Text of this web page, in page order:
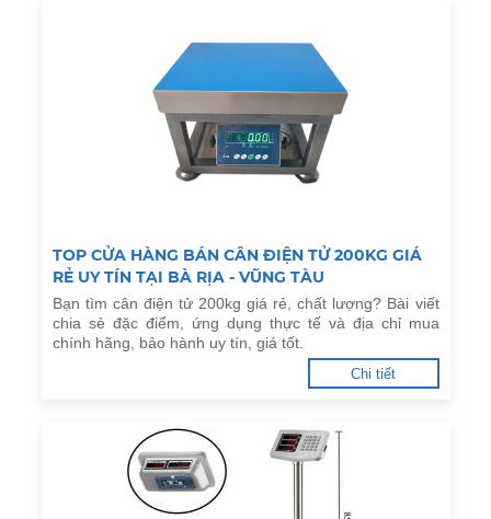
TOP CỬA HÀNG BÁN CÂN ĐIỆN TỬ 200KG GIÁ
RẺ UY TÍN TẠI BÀ RỊA - VŨNG TÀU
Bạn tìm cân điện tử 200kg giá rẻ, chất lượng? Bài viết
chia sẻ đặc điểm, ứng dụng thực tế và địa chỉ mua
chính hãng, bảo hành uy tín, giá tốt.
Chi tiết